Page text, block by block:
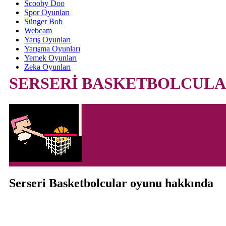
Scooby Doo
Spor Oyunları
Sünger Bob
Webcam
Yarış Oyunları
Yarışma Oyunları
Yemek Oyunları
Zeka Oyunları
SERSERİ
Serseri Basketbolcular oyunu hakkında